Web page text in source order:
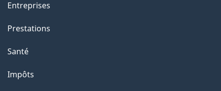
i
o
s
u
Entreprises
Prestations
Santé
Impôts